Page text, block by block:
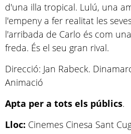
d'una illa tropical. Lulú, una
l'empeny a fer realitat les
l'arribada de Carlo és com
freda. És el seu gran rival.
Direcció: Jan Rabeck.
Animació
Apta per a tots els públics.
Lloc: Cinemes Cinesa Sant